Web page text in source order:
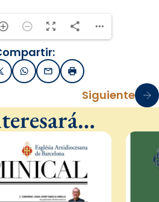
/ Twitter
WhatsApp
EmailImprimir
Siguiente